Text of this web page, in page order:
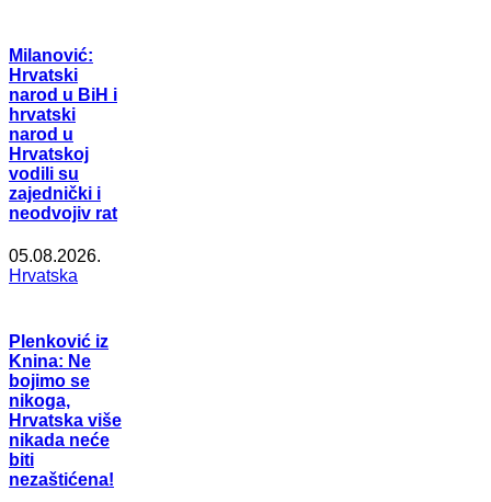
Milanović:
Hrvatski
narod u BiH i
hrvatski
narod u
Hrvatskoj
vodili su
zajednički i
neodvojiv rat
05.08.2026.
Hrvatska
Plenković iz
Knina: Ne
bojimo se
nikoga,
Hrvatska više
nikada neće
biti
nezaštićena!